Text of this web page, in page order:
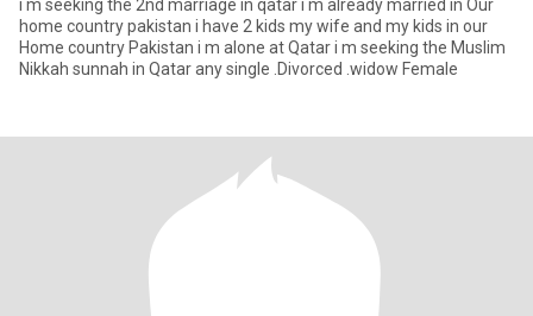
i m seeking the 2nd marriage in qatar i m already married in Our
home country pakistan i have 2 kids my wife and my kids in our
Home country Pakistan i m alone at Qatar i m seeking the Muslim
Nikkah sunnah in Qatar any single .Divorced .widow Female